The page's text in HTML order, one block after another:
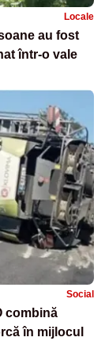
Locale
au fost
într-o vale
Social
combină
în mijlocul